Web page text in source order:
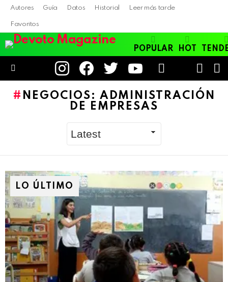
Autores Guía Datos Historial Leer más tarde
Favoritos
POPULAR HOT
instagramfacebooktwitter youtube
SKIN
NEGOCIOS: ADMINISTRACIÓN
DE EMPRESAS
LO ÚLTIMO